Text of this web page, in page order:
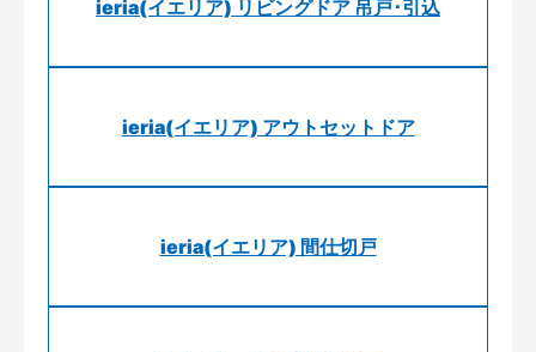
ieria(イエリア) リビングドア 吊戸･引込
ieria(イエリア) アウトセットドア
ieria(イエリア) 間仕切戸